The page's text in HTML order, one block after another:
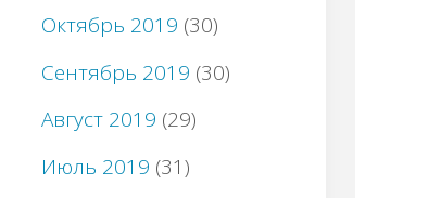
Октябрь 2019 (30)
Сентябрь 2019 (30)
Август 2019 (29)
Июль 2019 (31)